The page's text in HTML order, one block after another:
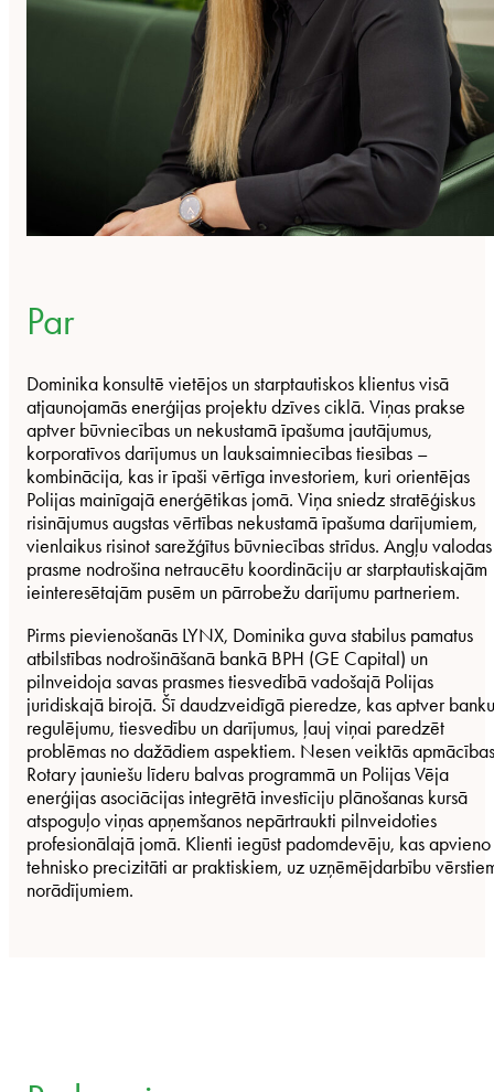
Par
Dominika konsultē vietējos un starptautiskos klientus visā
atjaunojamās enerģijas projektu dzīves ciklā. Viņas prakse
aptver būvniecības un nekustamā īpašuma jautājumus,
korporatīvos darījumus un lauksaimniecības tiesības –
kombinācija, kas ir īpaši vērtīga investoriem, kuri orientējas
Polijas mainīgajā enerģētikas jomā. Viņa sniedz stratēģiskus
risinājumus augstas vērtības nekustamā īpašuma darījumiem,
vienlaikus risinot sarežģītus būvniecības strīdus. Angļu valodas
prasme nodrošina netraucētu koordināciju ar starptautiskajām
ieinteresētajām pusēm un pārrobežu darījumu partneriem.
Pirms pievienošanās LYNX, Dominika guva stabilus pamatus
atbilstības nodrošināšanā bankā BPH (GE Capital) un
pilnveidoja savas prasmes tiesvedībā vadošajā Polijas
juridiskajā birojā. Šī daudzveidīgā pieredze, kas aptver banku
regulējumu, tiesvedību un darījumus, ļauj viņai paredzēt
problēmas no dažādiem aspektiem. Nesen veiktās apmācības
Rotary jauniešu līderu balvas programmā un Polijas Vēja
enerģijas asociācijas integrētā investīciju plānošanas kursā
atspoguļo viņas apņemšanos nepārtraukti pilnveidoties
profesionālajā jomā. Klienti iegūst padomdevēju, kas apvieno
tehnisko precizitāti ar praktiskiem, uz uzņēmējdarbību
norādījumiem.